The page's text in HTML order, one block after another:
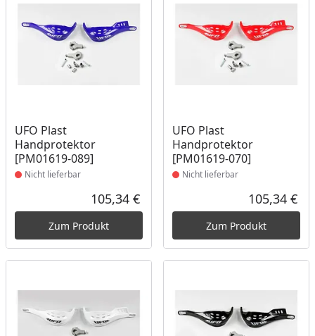
UFO Plast
Handprotektor
[PM01619-089]
Produkt nicht lieferbar
Nicht lieferbar
Aktueller Preis
105,34 €
Zum Produkt
UFO Plast
Handprotektor
[PM01619-070]
Produkt nicht lieferbar
Nicht lieferbar
105,34 €
Zum Produkt